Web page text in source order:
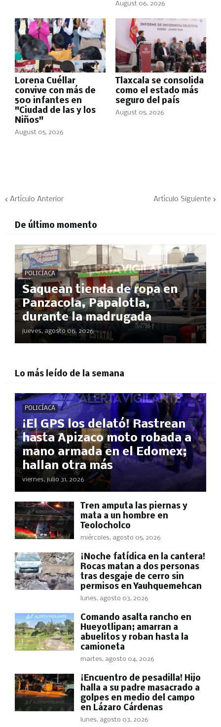
August 06, 2026
Lorena Cuéllar
convive con más de
500 infantes en
"Ciudad de las y los
Niños"
August 05, 2026
Tlaxcala se consolida
como el estado más
seguro del país
August 05, 2026
Artículo Anterior Artículo Siguiente
De último momento
POLICÍACA
Saquean tienda de ropa en
Panzacola, Papalotla,
durante la madrugada
jueves, agosto 06, 2026
Lo más leído de la semana
POLICÍACA
¡El GPS los delató! Rastrean
hasta Apizaco moto robada a
mano armada en el Edomex;
hallan otra más
viernes, julio 31, 2026
Tren amputa las piernas y
mata a un hombre en
Teolocholco
miércoles, agosto 05, 2026
​¡Noche fatídica en la cantera!
Rocas matan a dos personas
tras desgaje de cerro sin
permisos en Yauhquemehcan
lunes, agosto 03, 2026
Comando asalta rancho en
Hueyotlipan; amarran a
abuelitos y roban hasta la
camioneta
martes, agosto 04, 2026
​¡Encuentro de pesadilla! Hijo
halla a su padre masacrado a
golpes en medio del campo
en Lázaro Cárdenas
lunes, agosto 03, 2026